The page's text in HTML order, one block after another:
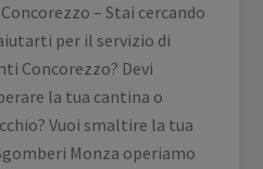
– Stai cercando
per il servizio di
Concorezzo? Devi
la tua cantina o
Vuoi smaltire la tua
Monza operiamo